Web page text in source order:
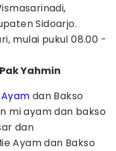
Sidoarjo.
mulai pukul 08.00 -
Yahmin
dan Bakso
mi ayam dan bakso
dan
Ayam dan Bakso